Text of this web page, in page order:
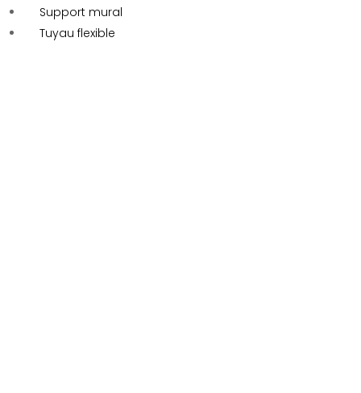
Support mural
Tuyau flexible